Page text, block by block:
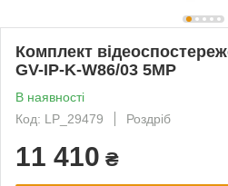
Комплект
GV-IP-K-W86/03 5MP
В наявності
Код: LP_29479
Роздріб
11 410 ₴